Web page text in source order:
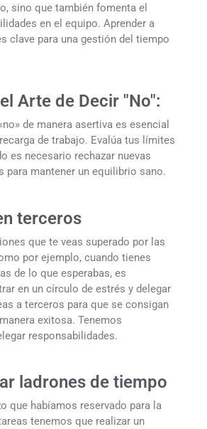
sino que también fomenta el
en el equipo. Aprender a
clave para una gestión del tiempo
Arte de Decir "No":
de manera asertiva es esencial
de trabajo. Evalúa tus límites
es necesario rechazar nuevas
para mantener un equilibrio sano.
terceros
que te veas superado por las
por ejemplo, cuando tienes
de lo que esperabas, es
en un círculo de estrés y delegar
a terceros para que se consigan
exitosa. Tenemos
responsabilidades.
ladrones de tiempo
que habíamos reservado para la
tenemos que realizar un